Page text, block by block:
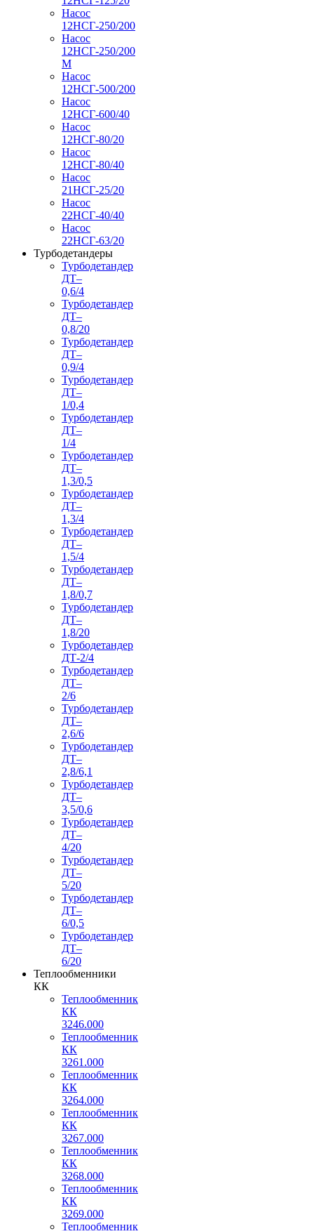
Насос
12НСГ-250/200
Насос
12НСГ-250/200
М
Насос
12НСГ-500/200
Насос
12НСГ-600/40
Насос
12НСГ-80/20
Насос
12НСГ-80/40
Насос
21НСГ-25/20
Насос
22НСГ-40/40
Насос
22НСГ-63/20
Турбодетандеры
Турбодетандер
ДТ–
0,6/4
Турбодетандер
ДТ–
0,8/20
Турбодетандер
ДТ–
0,9/4
Турбодетандер
ДТ–
1/0,4
Турбодетандер
ДТ–
1/4
Турбодетандер
ДТ–
1,3/0,5
Турбодетандер
ДТ–
1,3/4
Турбодетандер
ДТ–
1,5/4
Турбодетандер
ДТ–
1,8/0,7
Турбодетандер
ДТ–
1,8/20
Турбодетандер
ДТ-2/4
Турбодетандер
ДТ–
2/6
Турбодетандер
ДТ–
2,6/6
Турбодетандер
ДТ–
2,8/6,1
Турбодетандер
ДТ–
3,5/0,6
Турбодетандер
ДТ–
4/20
Турбодетандер
ДТ–
5/20
Турбодетандер
ДТ–
6/0,5
Турбодетандер
ДТ–
6/20
Теплообменники
КК
Теплообменник
КК
3246.000
Теплообменник
КК
3261.000
Теплообменник
КК
3264.000
Теплообменник
КК
3267.000
Теплообменник
КК
3268.000
Теплообменник
КК
3269.000
Теплообменник